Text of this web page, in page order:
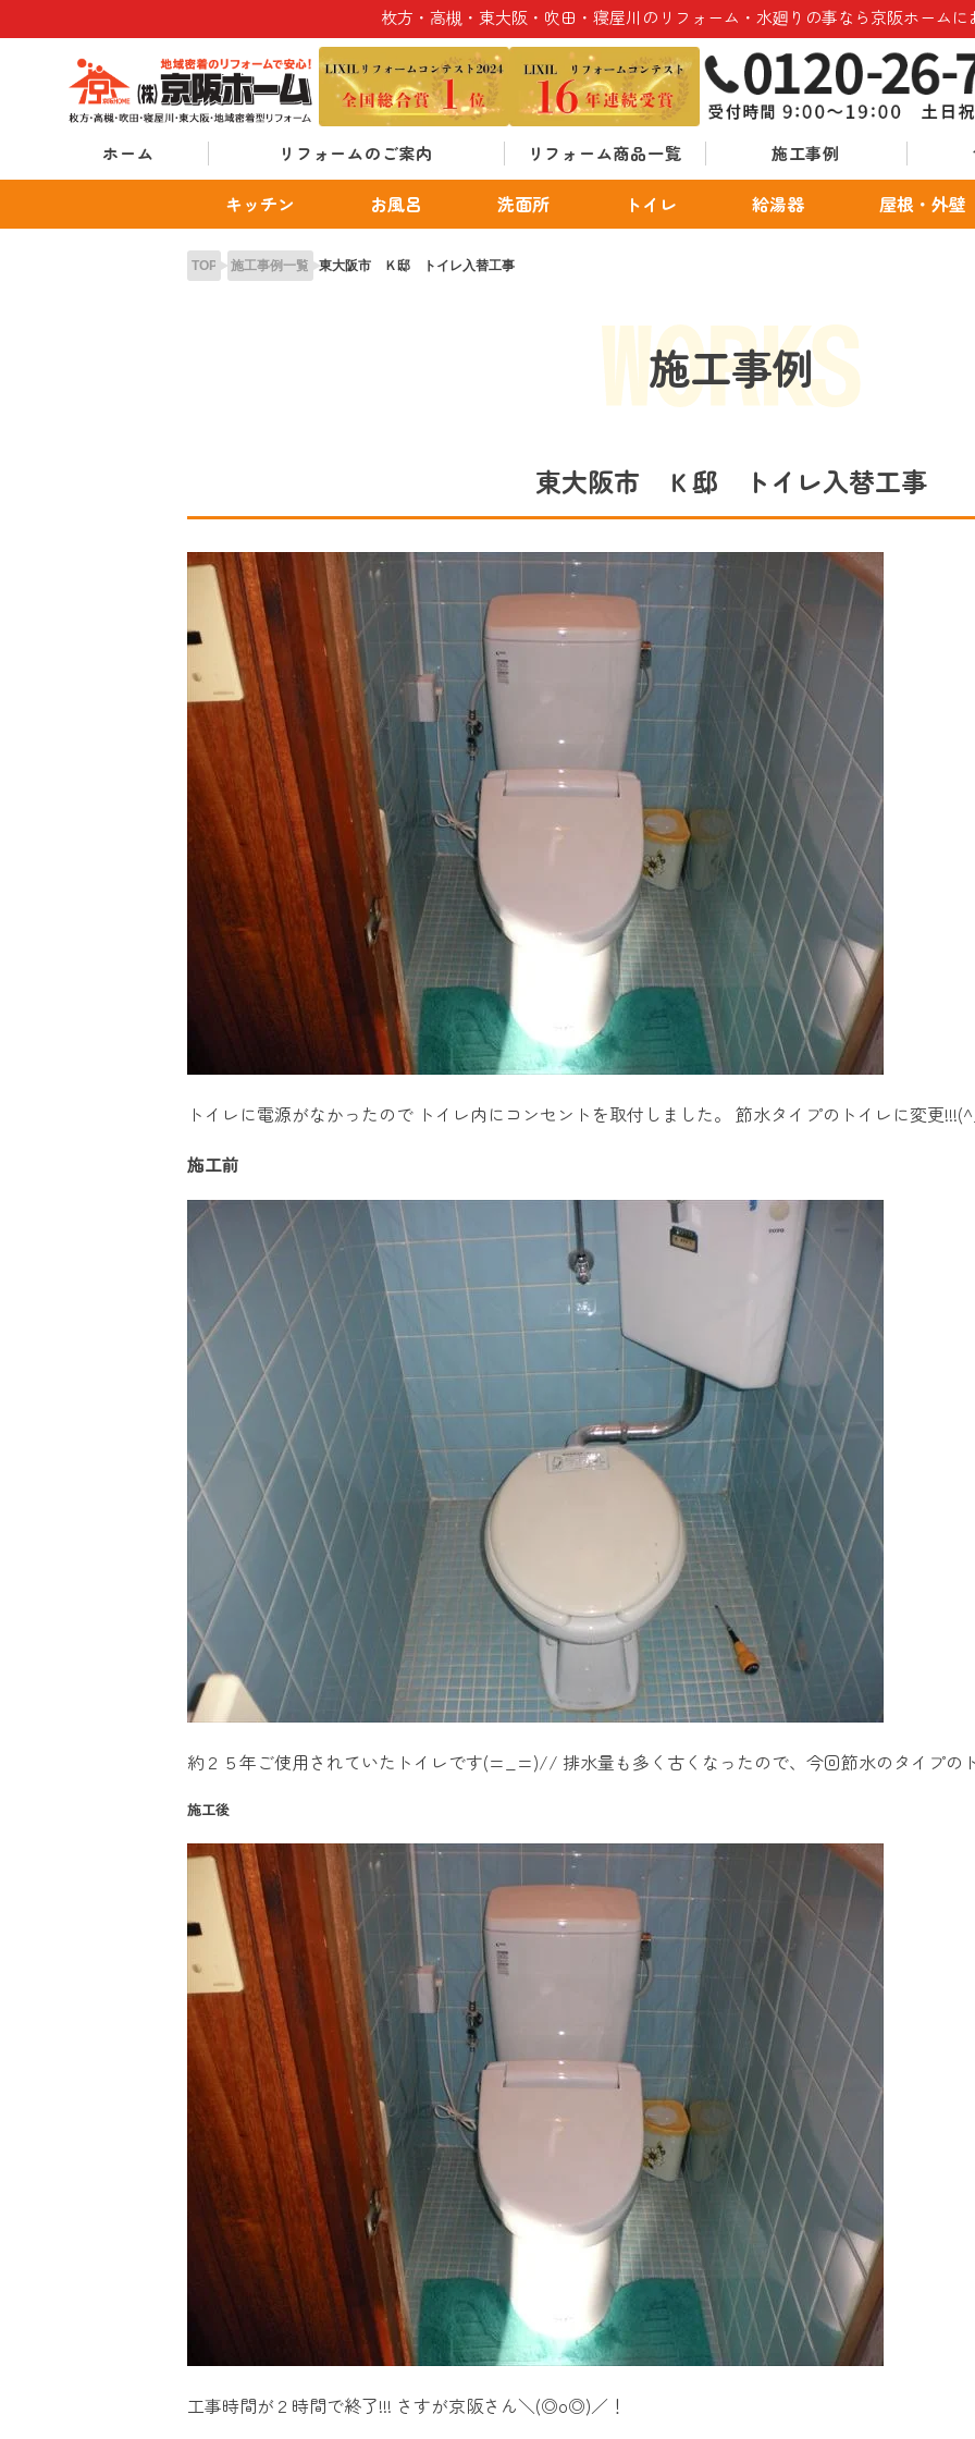
to
枚方・高槻・東大阪・吹田・寝屋川のリフォーム・水廻りの事なら京阪ホームに
ホーム リフォームのご案内 リフォーム商品一覧 施工事例
キッチン お風呂 洗面所 トイレ 給湯器 屋根・外壁
TOP 施工事例一覧 東大阪市 Ｋ邸 トイレ入替工事
施工事例
東大阪市 Ｋ邸 トイレ入替工事
トイレに電源がなかったので トイレ内にコンセントを取付しました。 節水タイプのトイレに変更
施工前
約２５年ご使用されていたトイレです(=_=)// 排水量も多く古くなったので、今回節水のタイプの
施工後
工事時間が２時間で終了!!! さすが京阪さん＼(◎o◎)／！